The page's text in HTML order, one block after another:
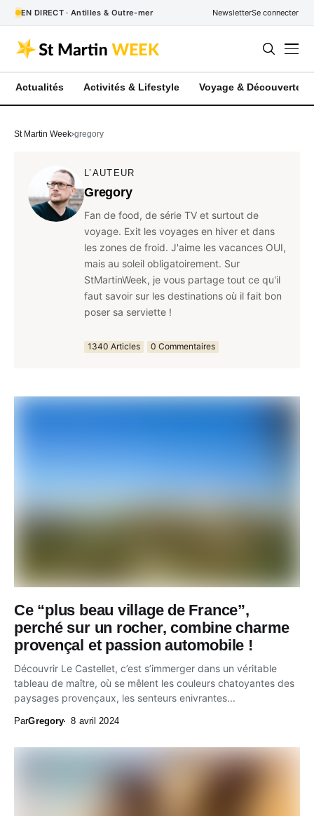
EN DIRECT · Antilles & Outre-mer NewsletterSe connecter
Actualités Activités & Lifestyle Voyage & Découverte
St Martin Week gregory
L’AUTEUR
Gregory
Fan de food, de série TV et surtout de
voyage. Exit les voyages en hiver et dans
les zones de froid. J'aime les vacances OUI,
mais au soleil obligatoirement. Sur
StMartinWeek, je vous partage tout ce qu'il
faut savoir sur les destinations où il fait bon
poser sa serviette !
1340 Articles 0 Commentaires
Ce “plus beau village de France”,
perché sur un rocher, combine charme
provençal et passion automobile !
Découvrir Le Castellet, c’est s’immerger dans un véritable
tableau de maître, où se mêlent les couleurs chatoyantes des
paysages provençaux, les senteurs enivrantes...
ParGregory 8 avril 2024